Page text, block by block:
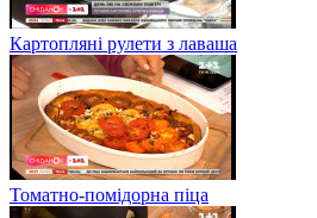
Картопляні рулети з лаваша
Томатно-помідорна піца